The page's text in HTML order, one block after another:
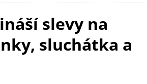
tiskáren Canon imageFORCE s modely
slevy na
sluchátka a